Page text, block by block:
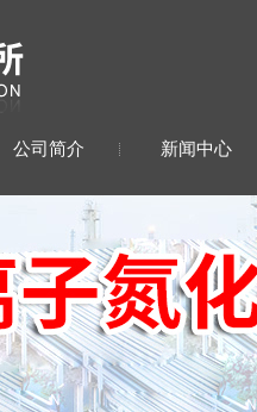
公司简介 新闻中心